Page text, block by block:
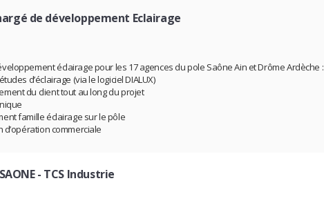
de développement Eclairage
éclairage pour les 17 agences du pole Saône Ain et Drôme Ardèche :
d’éclairage (via le logiciel DIALUX)
du client tout au long du projet
famille éclairage sur le pôle
d’opération commerciale
- TCS Industrie